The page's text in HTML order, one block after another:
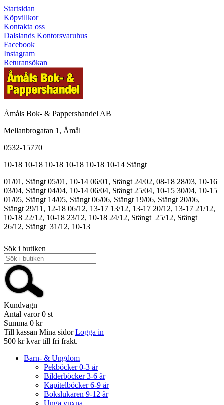
Startsidan
Köpvillkor
Kontakta oss
Dalslands Kontorsvaruhus
Facebook
Instagram
Returansökan
Åmåls Bok- & Pappershandel AB
Mellanbrogatan 1, Åmål
0532-15770
10-18 10-18 10-18 10-18 10-18 10-14 Stängt
01/01, Stängt 05/01, 10-14 06/01, Stängt 24/02, 08-18 28/03, 10-16
03/04, Stängt 04/04, 10-14 06/04, Stängt 25/04, 10-15 30/04, 10-15
01/05, Stängt 14/05, Stängt 06/06, Stängt 19/06, Stängt 20/06,
Stängt 29/11, 12-18 06/12, 13-17 13/12, 13-17 20/12, 13-17 21/12,
10-18 22/12, 10-18 23/12, 10-18 24/12, Stängt 25/12, Stängt
26/12, Stängt 31/12, 10-13
Sök i butiken
Kundvagn
Antal varor 0 st
Summa 0 kr
Till kassan Mina sidor Logga in
500 kr kvar till fri frakt.
Barn- & Ungdom
Pekböcker 0-3 år
Bilderböcker 3-6 år
Kapitelböcker 6-9 år
Bokslukaren 9-12 år
Unga vuxna